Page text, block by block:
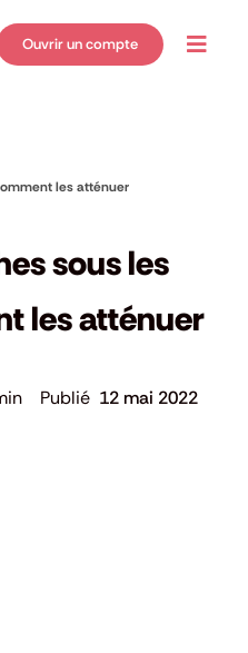
Ouvrir un compte
les atténuer
sous les
les atténuer
12 mai 2022